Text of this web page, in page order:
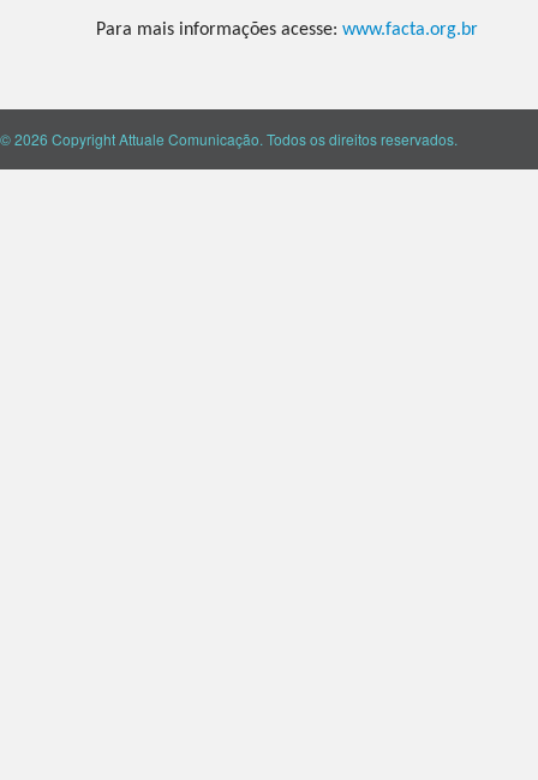
Para mais informações acesse: www.facta.org.br
© 2026 Copyright Attuale Comunicação. Todos os direitos reservados.